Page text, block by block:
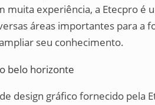
muita experiência, a Etecpro é
áreas importantes para a
seu conhecimento.
design gráfico fornecido pela